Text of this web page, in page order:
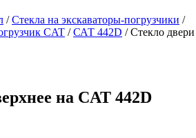
/Стекла на экскаваторы-погрузчики /
CAT /САТ 442D /Стекло двери
на CAT 442D